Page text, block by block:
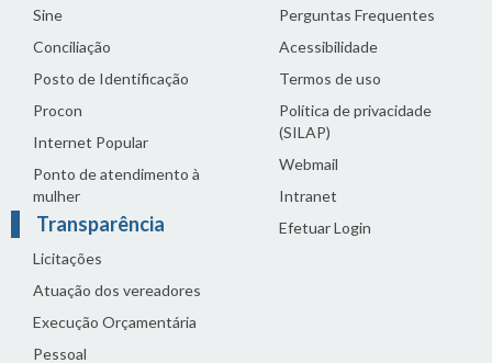
Sine
Conciliação
Posto de Identificação
Procon
Internet Popular
Ponto de atendimento à
mulher
Transparência
Licitações
Atuação dos vereadores
Execução Orçamentária
Pessoal
Perguntas Frequentes
Acessibilidade
Termos de uso
Política de privacidade
(SILAP)
Webmail
Intranet
Efetuar Login